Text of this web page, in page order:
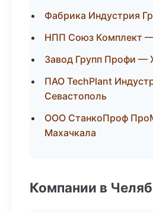
Фабрика Индустрия
НПП Союз Комплект —
Завод Групп Профи —
ПАО TechPlant
Севастополь
ООО СтанкоПроф
Махачкала
Компании в